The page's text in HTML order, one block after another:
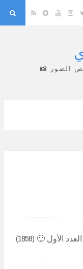
Twitter
Instagram
YouTube
Snapchat
RSS
الصور 📸
🙂 (1858)